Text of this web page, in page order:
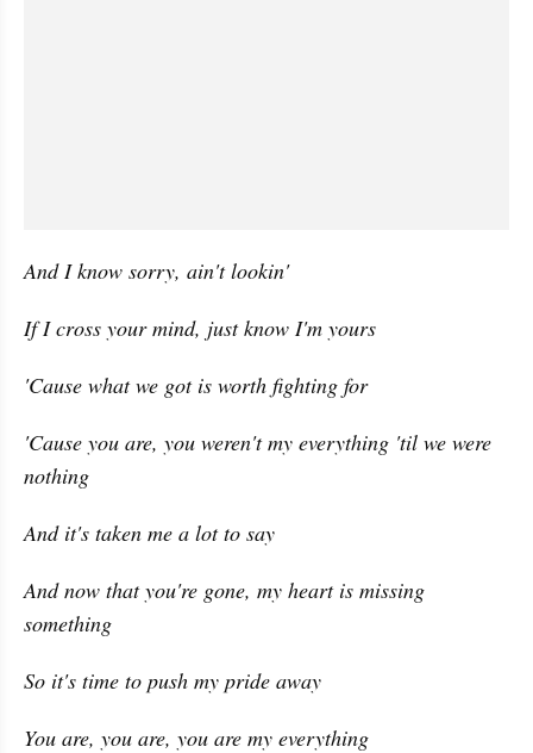
And I know sorry, ain't lookin'
If I cross your mind, just know I'm yours
'Cause what we got is worth fighting for
'Cause you are, you weren't my everything 'til we were
nothing
And it's taken me a lot to say
And now that you're gone, my heart is missing
something
So it's time to push my pride away
You are, you are, you are my everything